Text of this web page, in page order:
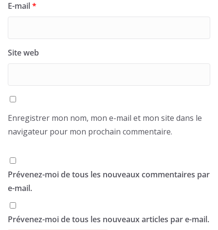
E-mail*
Site web
Enregistrer mon nom, mon e-mail et mon site dans le
navigateur pour mon prochain commentaire.
Prévenez-moi de tous les nouveaux commentaires par
e-mail.
Prévenez-moi de tous les nouveaux articles par e-mail.